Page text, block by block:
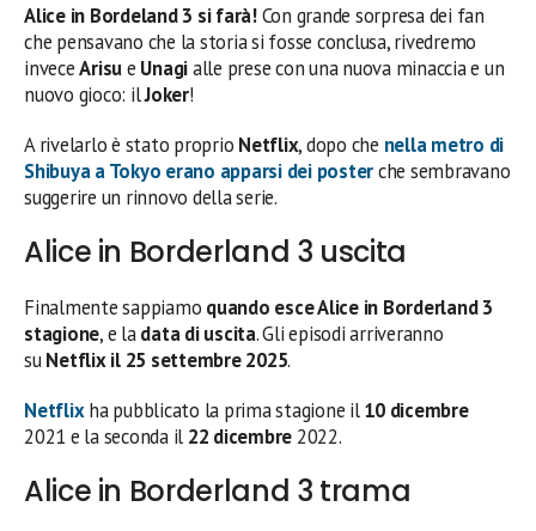
Alice in Bordeland 3 si farà!Con grande sorpresa dei fan
che pensavano che la storia si fosse conclusa, rivedremo
inveceArisue Unagialle prese con una nuova minaccia e un
nuovo gioco: ilJoker!
A rivelarlo è stato proprio Netflix, dopo che nella metro di
Shibuya a Tokyo erano apparsi dei posterche sembravano
suggerire un rinnovo della serie.
Alice in Borderland 3 uscita
Finalmente sappiamo quando esce Alice in Borderland 3
stagione, e ladata di uscita. Gli episodi arriveranno
suNetflix il 25 settembre 2025.
Netflixha pubblicato la prima stagione il10 dicembre
2021 e la seconda il 22 dicembre2022.
Alice in Borderland 3 trama